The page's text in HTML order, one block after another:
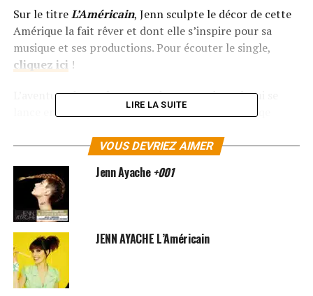
Sur le titreL’Américain, Jenn sculpte le décor de cette
Amérique la fait rêver et dont elle s’inspire pour sa
musique et ses productions. Pour écouter le single,
cliquez ici !
L’aventure d’une chanteuse de groupe de rock qui se
lance en solo, ça ne vous rappelle rien ? A noter qe
année sur le label Polydor.Pour télécharger les
albums de Jennifer Ayache, rendez-vous sur
etAmazon
SUJETS ASSOCIÉS:
LIRE LA SUITE
VOUS DEVRIEZ AIMER
Jenn Ayache +001
JENN AYACHE L’Américain